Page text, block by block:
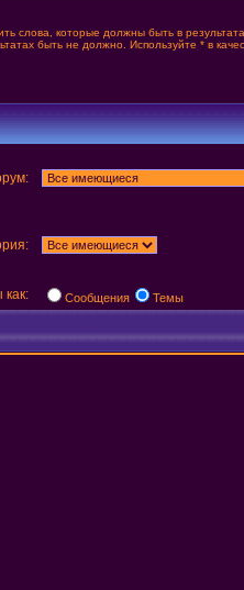
слова, которые должны быть в
быть не должно. Используйте * в
как: Сообщения Темы